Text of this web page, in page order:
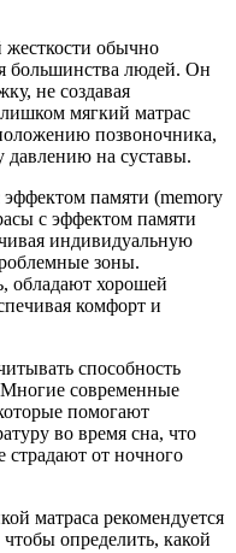
жесткости обычно
большинства людей. Он
не создавая
мягкий матрас
позвоночника,
на суставы.
памяти (memory
с эффектом памяти
индивидуальную
зоны.
обладают хорошей
комфорт и
способность
Многие современные
помогают
во время сна, что
страдают от ночного
матраса рекомендуется
определить, какой